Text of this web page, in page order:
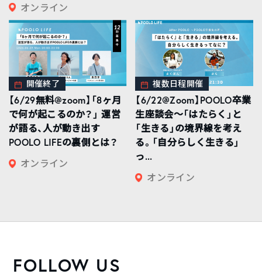
オンライン
開催終了
【6/29無料@zoom】「8ヶ月
で何が起こるのか？」 運営
が語る、人が動き出す
POOLO LIFEの裏側とは？
オンライン
複数日程開催
【6/22@Zoom】POOLO卒業
生座談会〜「はたらく」と
「生きる」の境界線を考え
る。「自分らしく生きる」
っ...
オンライン
FOLLOW US